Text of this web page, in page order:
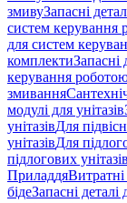
змивуЗапасні
систем керування
для систем
комплектиЗапасні
керування
змивання
модулі для унітазів
унітазівДля
унітазівДля
підлогових унітазів
ПриладдяВитратні
бідеЗапасні деталі